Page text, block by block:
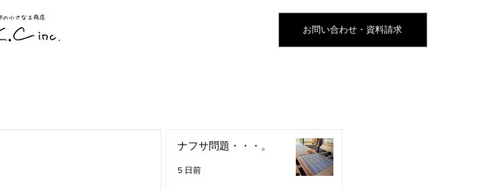
お問い合わせ・資料請求
ナフサ問題・・・。
5 日前